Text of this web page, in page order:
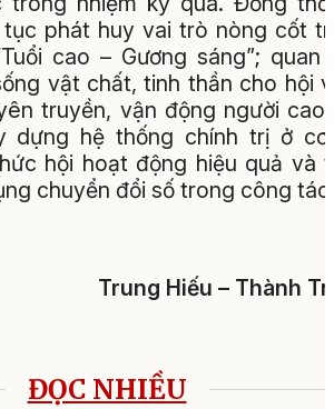
phát huy vai trò nòng cốt
cao – Gương sáng”; quan
vật chất, tinh thần cho hội
truyền, vận động người cao
dựng hệ thống chính trị ở
hội hoạt động hiệu quả và
chuyển đổi số trong công tác
Hiếu – Thành
ĐỌC NHIỀU